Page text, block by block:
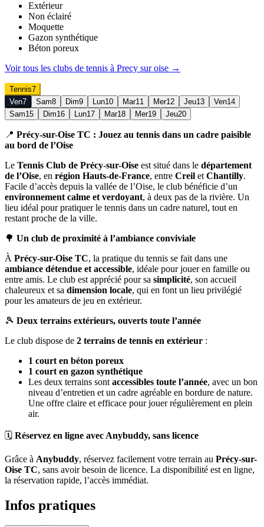
Extérieur
Non éclairé
Moquette
Gazon synthétique
Béton poreux
Voir tous les clubs de tennis à Precy sur oise →
Tennis7
Ven7 Sam8 Dim9 Lun10 Mar11 Mer12 Jeu13 Ven14
Sam15 Dim16 Lun17 Mar18 Mer19 Jeu20
📍 Précy-sur-Oise TC : Jouez au tennis dans un cadre paisible
au bord de l’Oise
Le Tennis Club de Précy-sur-Oise est situé dans le département
de l’Oise, en région Hauts-de-France, entre Creil et Chantilly.
Facile d’accès depuis la vallée de l’Oise, le club bénéficie d’un
environnement calme et verdoyant, à deux pas de la rivière. Un
lieu idéal pour pratiquer le tennis dans un cadre naturel, tout en
restant proche de la ville.
🌳 Un club de proximité à l’ambiance conviviale
À Précy-sur-Oise TC, la pratique du tennis se fait dans une
ambiance détendue et accessible, idéale pour jouer en famille ou
entre amis. Le club est apprécié pour sa simplicité, son accueil
chaleureux et sa dimension locale, qui en font un lieu privilégié
pour les amateurs de jeu en extérieur.
🎾 Deux terrains extérieurs, ouverts toute l’année
Le club dispose de 2 terrains de tennis en extérieur :
1 court en béton poreux
1 court en gazon synthétique
Les deux terrains sont accessibles toute l’année, avec un bon
niveau d’entretien et un cadre agréable en bordure de nature.
Une offre claire et efficace pour jouer régulièrement en plein
air.
🗓️ Réservez en ligne avec Anybuddy, sans licence
Grâce à Anybuddy, réservez facilement votre terrain au Précy-sur-
Oise TC, sans avoir besoin de licence. La disponibilité est en ligne,
la réservation rapide, l’accès immédiat.
Infos pratiques